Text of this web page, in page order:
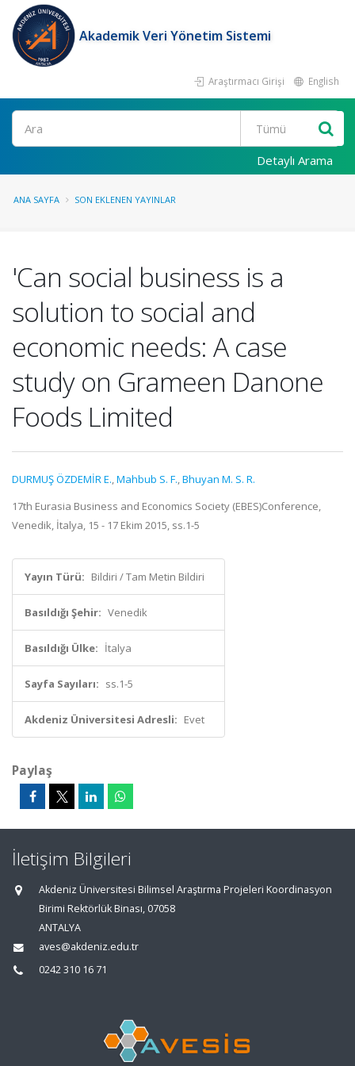
Akademik Veri Yönetim Sistemi
Araştırmacı Girişi English
Ara
Detaylı Arama
ANA SAYFA SON EKLENEN YAYINLAR
'Can social business is a
solution to social and
economic needs: A case
study on Grameen Danone
Foods Limited
DURMUŞ ÖZDEMİR E.,Mahbub S. F.,Bhuyan M. S. R.
17th Eurasia Business and Economics Society (EBES)Conference,
Venedik, İtalya, 15 - 17 Ekim 2015, ss.1-5
Yayın Türü: Bildiri / Tam Metin Bildiri
Basıldığı Şehir: Venedik
Basıldığı Ülke: İtalya
Sayfa Sayıları: ss.1-5
Akdeniz Üniversitesi Adresli: Evet
Paylaş
İletişim Bilgileri
Akdeniz Üniversitesi Bilimsel Araştırma Projeleri Koordinasyon
Birimi Rektörlük Binası, 07058
ANTALYA
aves@akdeniz.edu.tr
0242 310 16 71